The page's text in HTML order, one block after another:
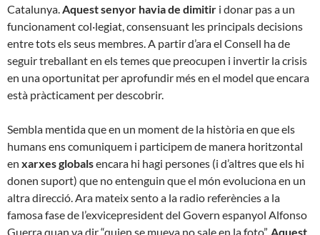
Catalunya.Aquest senyor havia de dimitir i donar pas a un
funcionament col·legiat, consensuant les principals decisions
entre tots els seus membres. A partir d’ara el Consell ha de
seguir treballant en els temes que preocupen i invertir la crisis
en una oportunitat per aprofundir més en el model que encara
està pràcticament per descobrir.
Sembla mentida que en un moment de la història en que els
humans ens comuniquem i participem de manera horitzontal
en xarxes globalsencara hi hagi persones (i d’altres que els hi
donen suport) que no entenguin que el món evoluciona en un
altra direcció. Ara mateix sento a la radio referències a la
famosa fase de l’exvicepresident del Govern espanyol Alfonso
Guerra quan va dir “quien se mueva no sale en la foto”. Aquest